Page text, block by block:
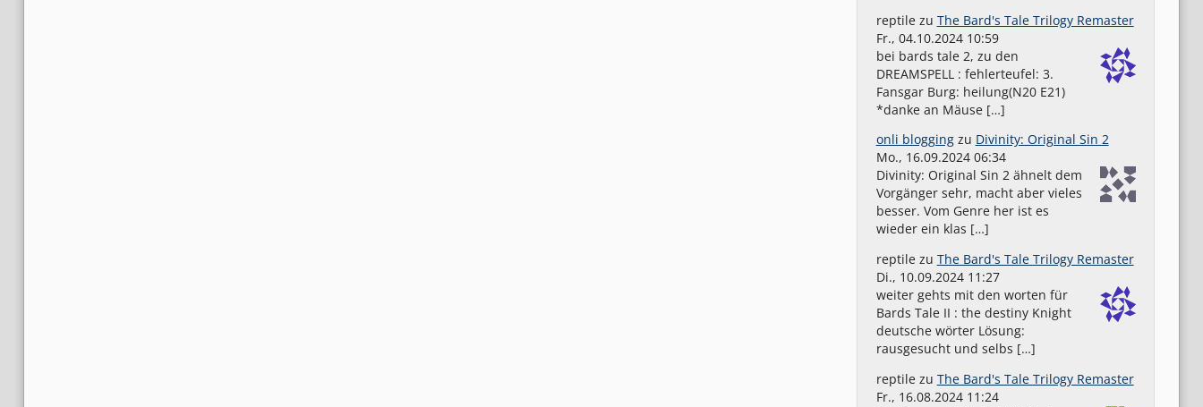
reptilezu The Bard's Tale Trilogy Remaster
Fr., 04.10.2024 10:59
bei bards tale 2, zu den
DREAMSPELL : fehlerteufel: 3.
Fansgar Burg: heilung(N20 E21)
*danke an Mäuse […]
onli bloggingzu Divinity: Original Sin 2
Mo., 16.09.2024 06:34
Divinity: Original Sin 2 ähnelt dem
Vorgänger sehr, macht aber vieles
besser. Vom Genre her ist es
wieder ein klas […]
reptilezu The Bard's Tale Trilogy Remaster
Di., 10.09.2024 11:27
weiter gehts mit den worten für
Bards Tale II : the destiny Knight
deutsche wörter Lösung:
rausgesucht und selbs […]
reptilezu The Bard's Tale Trilogy Remaster
Fr., 16.08.2024 11:24